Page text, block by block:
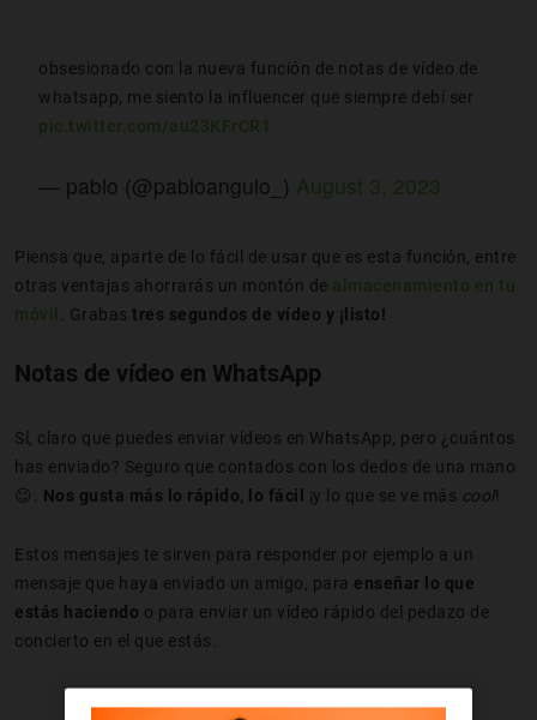
obsesionado con la nueva función de notas de vídeo de
whatsapp, me siento la influencer que siempre debí ser
pic.twitter.com/au23KFrCR1
— pablo (@pabloangulo_) August 3, 2023
Piensa que, aparte de lo fácil de usar que es esta función, entre
otras ventajas ahorrarás un montón de almacenamiento en tu
móvil
. Grabas tres segundos de vídeo y ¡listo!
Notas de vídeo en WhatsApp
Sí, claro que puedes enviar vídeos en WhatsApp, pero ¿cuántos
has enviado? Seguro que contados con los dedos de una mano
😉. Nos gusta más lo rápido, lo fácil ¡y lo que se ve más cool!
Estos mensajes te sirven para responder por ejemplo a un
mensaje que haya enviado un amigo, para enseñar lo que
estás haciendo o para enviar un vídeo rápido del pedazo de
concierto en el que estás.